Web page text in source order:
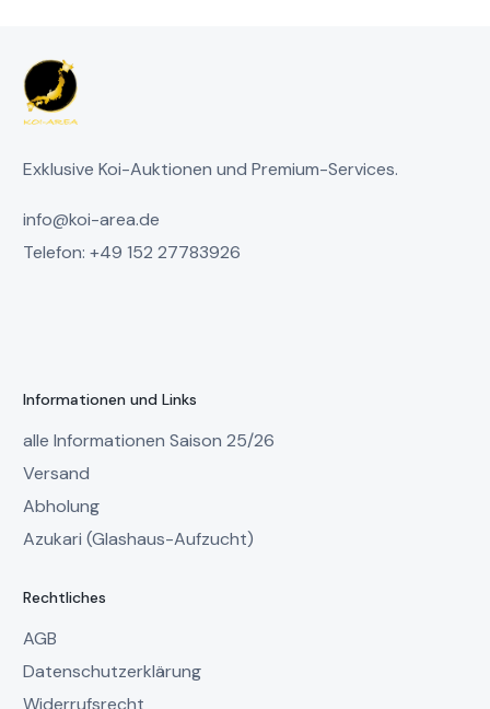
Exklusive Koi-Auktionen und Premium-Services.
info@koi-area.de
Telefon: +49 152 27783926
Informationen und Links
alle Informationen Saison 25/26
Versand
Abholung
Azukari (Glashaus-Aufzucht)
Rechtliches
AGB
Datenschutzerklärung